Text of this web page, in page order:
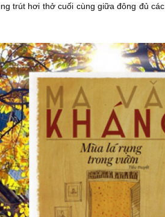
trút hơi thở cuối cùng giữa đông đủ